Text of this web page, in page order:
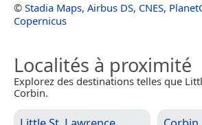
© Stadia Maps, Airbus DS, CNES,
Copernicus
Localités à proximité
Explorez des destinations telles que
Corbin.